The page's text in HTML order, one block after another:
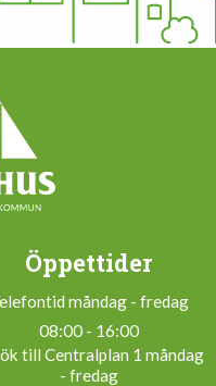
Öppettider
måndag - fredag
08:00 - 16:00
till Centralplan 1 måndag
- fredag